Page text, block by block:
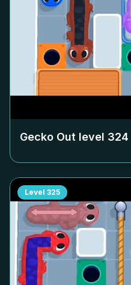
Gecko Out level 324
Level 325